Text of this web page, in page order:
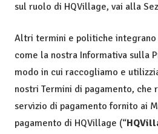
sul ruolo di HQVillage, vai alla
Altri termini e politiche integrano
come la nostra Informativa sulla
modo in cui raccogliamo e
nostri Termini di pagamento, che
servizio di pagamento fornito ai
pagamento di HQVillage (“